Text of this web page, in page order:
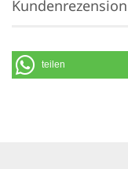
teilen